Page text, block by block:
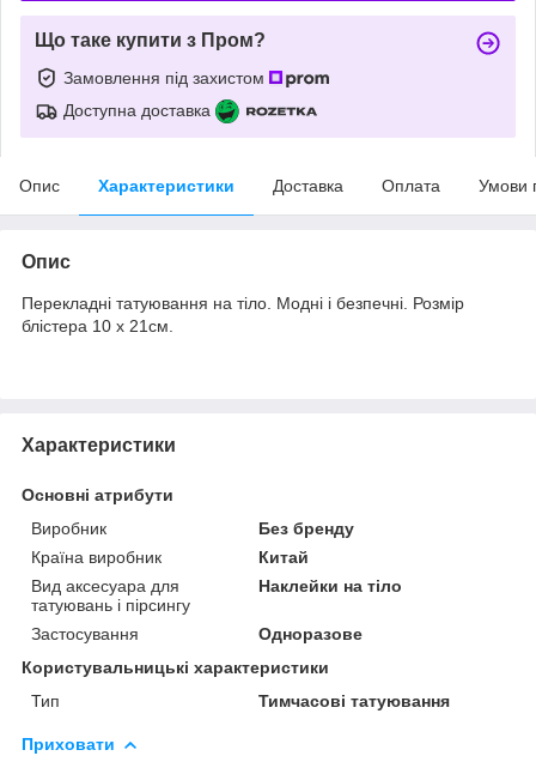
Що таке купити з Пром?
Замовлення під захистом
Доступна доставка
Опис Характеристики Доставка Оплата Умови
Опис
Перекладні татуювання на тіло. Модні і безпечні. Розмір
блістера 10 х 21см.
Характеристики
Основні атрибути
Виробник
Без бренду
Країна виробник
Китай
Вид аксесуара для
татуювань і пірсингу
Наклейки на тіло
Застосування
Одноразове
Користувальницькі характеристики
Тип
Тимчасові татуювання
Приховати